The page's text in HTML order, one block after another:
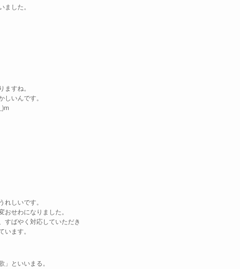
した。
ますね。
しいんです。
れしいです。
おせわになりました。
すばやく対応していただき
ます。
といいまる。